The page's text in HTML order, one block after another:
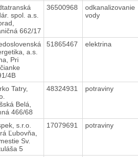
spol. a.s.
662/17
36500968
odkanalizovanie
vody
a.s.
Pri
4B
51865467 elektrina
Tatry,
Belá,
466/68
48324931 potraviny
s.r.o.
Ľubovňa,
Sv.
5
17079691 potraviny